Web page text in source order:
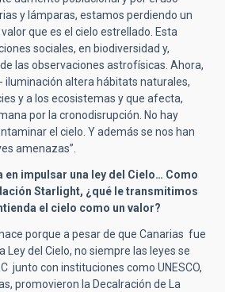
y lámparas, estamos perdiendo un
que es el cielo estrellado. Esta
sociales, en biodiversidad y,
las observaciones astrofísicas. Ahora,
iluminación altera hábitats naturales,
y a los ecosistemas y que afecta,
por la cronodisrupción. No hay
el cielo. Y además se nos han
amenazas”.
en impulsar una ley del Cielo… Como
Starlight, ¿qué le transmitimos
el cielo como un valor?
porque a pesar de que Canarias fue
Ley del Cielo, no siempre las leyes se
junto con instituciones como UNESCO,
promovieron la Decalración de La